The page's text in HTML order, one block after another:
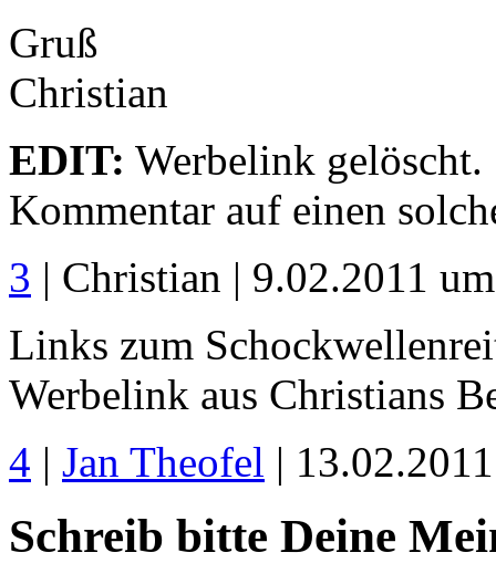
Gruß
Christian
EDIT: Werbelink
Kommentar auf einen
3 | Christian | 9.02.2011
Links zum
Werbelink aus Christians
4 | Jan Theofel |
Schreib bitte Deine